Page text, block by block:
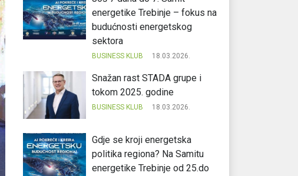
energetike Trebinje – fokus na
budućnosti energetskog
sektora
BUSINESS KLUB 18.03.2026.
Snažan rast STADA grupe i
tokom 2025. godine
BUSINESS KLUB 18.03.2026.
Gdje se kroji energetska
politika regiona? Na Samitu
energetike Trebinje od 25.do